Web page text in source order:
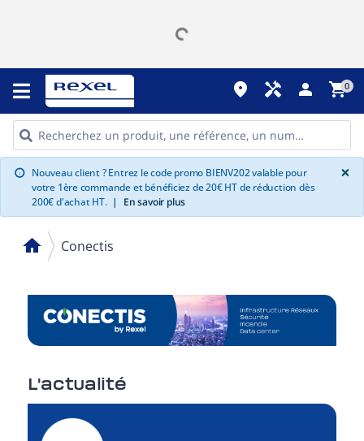
place handyman person shopping_cart0
info Nouveau client ? Entrez le code promo BIENV202 valable pour
votre 1ère commande et bénéficiez de 20€ HT de réduction dès
200€ d'achat HT. | En savoir plus
×
home Conectis
L'actualité